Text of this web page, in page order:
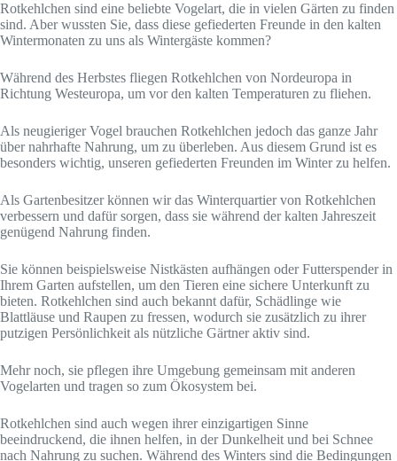
Rotkehlchen sind eine beliebte Vogelart, die in vielen Gärten zu finden
sind. Aber wussten Sie, dass diese gefiederten Freunde in den kalten
Wintermonaten zu uns als Wintergäste kommen?
Während des Herbstes fliegen Rotkehlchen von Nordeuropa in
Richtung Westeuropa, um vor den kalten Temperaturen zu fliehen.
Als neugieriger Vogel brauchen Rotkehlchen jedoch das ganze Jahr
über nahrhafte Nahrung, um zu überleben. Aus diesem Grund ist es
besonders wichtig, unseren gefiederten Freunden im Winter zu helfen.
Als Gartenbesitzer können wir das Winterquartier von Rotkehlchen
verbessern und dafür sorgen, dass sie während der kalten Jahreszeit
genügend Nahrung finden.
Sie können beispielsweise Nistkästen aufhängen oder Futterspender in
Ihrem Garten aufstellen, um den Tieren eine sichere Unterkunft zu
bieten. Rotkehlchen sind auch bekannt dafür, Schädlinge wie
Blattläuse und Raupen zu fressen, wodurch sie zusätzlich zu ihrer
putzigen Persönlichkeit als nützliche Gärtner aktiv sind.
Mehr noch, sie pflegen ihre Umgebung gemeinsam mit anderen
Vogelarten und tragen so zum Ökosystem bei.
Rotkehlchen sind auch wegen ihrer einzigartigen Sinne
beeindruckend, die ihnen helfen, in der Dunkelheit und bei Schnee
nach Nahrung zu suchen. Während des Winters sind die Bedingungen